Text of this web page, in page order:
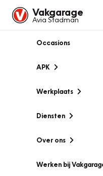
Vakgarage
Avia Stadman
Occasions
APK
Werkplaats
Diensten
Over ons
Werken bij